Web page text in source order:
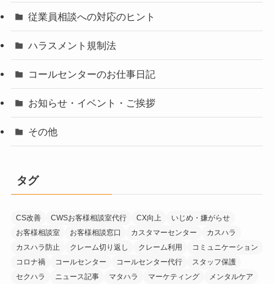
従業員相談への対応のヒント
ハラスメント規制法
コールセンターのお仕事日記
お知らせ・イベント・ご挨拶
その他
タグ
CS改善 CWSお客様相談室代行 CX向上
いじめ・嫌がらせ
お客様相談室
お客様相談窓口 カスタマーセンター
カスハラ
カスハラ防止
クレーム切り返し クレーム利用
コミュニケーション
コロナ禍
コールセンター コールセンター代行
スタッフ保護
セクハラ
ニュース記事 マタハラ マーケティング メンタルケア